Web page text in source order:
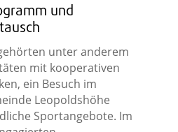
und
unter anderem
mit kooperativen
ein Besuch im
Leopoldshöhe
Sportangebote. Im